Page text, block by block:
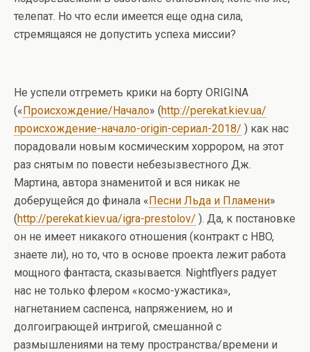
телепат. Но что если имеется еще одна сила,
стремящаяся не допустить успеха миссии?
Не успели отгреметь крики на борту ORIGINА
(«Происхождение/Начало» (http://perekat.kiev.ua/
происхождение-начало-origin-сериал-2018/ ) как нас
порадовали новым космическим хоррором, на этот
раз снятым по повести небезызвестного Дж.
Мартина, автора знаменитой и вся никак не
доберущейся до финала «Песни Льда и Пламени»
(http://perekat.kiev.ua/igra-prestolov/ ). Да, к постановке
он не имеет никакого отношения (контракт с HBO,
знаете ли), но то, что в основе проекта лежит работа
мощного фантаста, сказывается. Nightflyers радует
нас не только флером «космо-ужастика»,
нагнетанием саспенса, напряжением, но и
долгоиграющей интригой, смешанной с
размышлениями на тему пространства/времени и